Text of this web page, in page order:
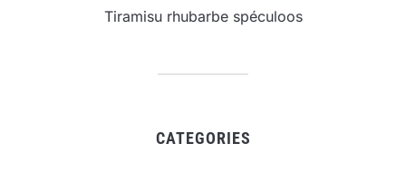
Tiramisu rhubarbe spéculoos
CATEGORIES